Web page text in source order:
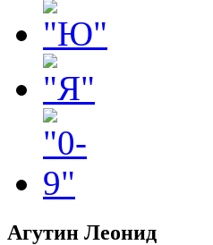
Агутин Леонид